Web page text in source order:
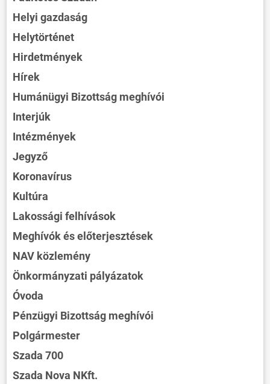
Helyi gazdaság
Helytörténet
Hirdetmények
Hírek
Humánügyi Bizottság meghívói
Interjúk
Intézmények
Jegyző
Koronavírus
Kultúra
Lakossági felhívások
Meghívók és előterjesztések
NAV közlemény
Önkormányzati pályázatok
Óvoda
Pénzügyi Bizottság meghívói
Polgármester
Szada 700
Szada Nova NKft.